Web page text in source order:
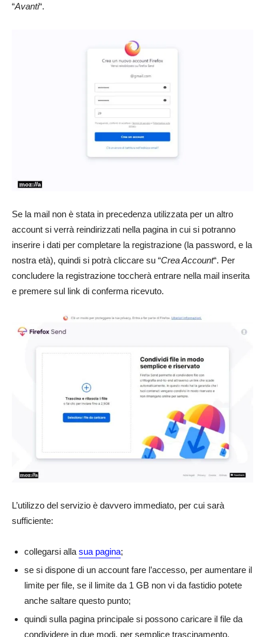
“Avanti“.
Se la mail non è stata in precedenza utilizzata per un altro
account si verrà reindirizzati nella pagina in cui si potranno
inserire i dati per completare la registrazione (la password, e la
nostra età), quindi si potrà cliccare su “Crea Account“. Per
concludere la registrazione toccherà entrare nella mail inserita
e premere sul link di conferma ricevuto.
L’utilizzo del servizio è davvero immediato, per cui sarà
sufficiente:
collegarsi alla sua pagina;
se si dispone di un account fare l’accesso, per aumentare il
limite per file, se il limite da 1 GB non vi da fastidio potete
anche saltare questo punto;
quindi sulla pagina principale si possono caricare il file da
condividere in due modi, per semplice trascinamento,